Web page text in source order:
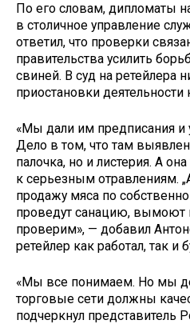
По его словам, дипломаты
в столичное управление
ответил, что проверки
правительства усилить
свиней. В суд на ретейлера
приостановки деятельности
«Мы дали им предписания и
Дело в том, что там
палочка, но и листерия. А
к серьезным отравлениям.
продажу мяса по
проведут санацию, вымоют
проверим», — добавил
ретейлер как работал, так и
«Мы все понимаем. Но мы
торговые сети должны
подчеркнул представитель